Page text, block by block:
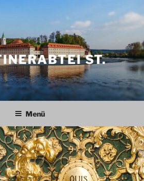
ST.
Menü